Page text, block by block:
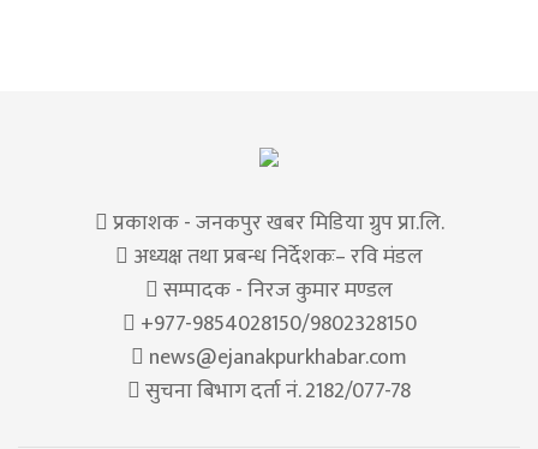
प्रकाशक - जनकपुर खबर मिडिया ग्रुप प्रा.लि.
अध्यक्ष तथा प्रबन्ध निर्देशकः– रवि मंडल
सम्पादक - निरज कुमार मण्डल
+977-9854028150/9802328150
news@ejanakpurkhabar.com
सुचना बिभाग दर्ता नं. 2182/077-78